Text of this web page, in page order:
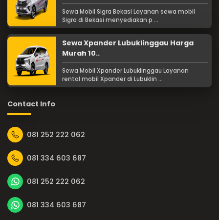
Sewa Mobil Sigra Bekasi Layanan sewa mobil
Sigra di Bekasi menyediakan p ...
Sewa Xpander Lubuklinggau Harga
Murah 10..
Sewa Mobil Xpander Lubuklinggau Layanan
rental mobil Xpander di Lubuklin ...
Contact Info
081 252 222 062
081 334 603 687
081 252 222 062
081 334 603 687